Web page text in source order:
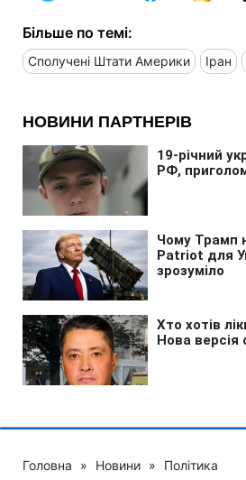
Більше по темі:
Сполучені Штати Америки Іран
Головна » Новини » Політика